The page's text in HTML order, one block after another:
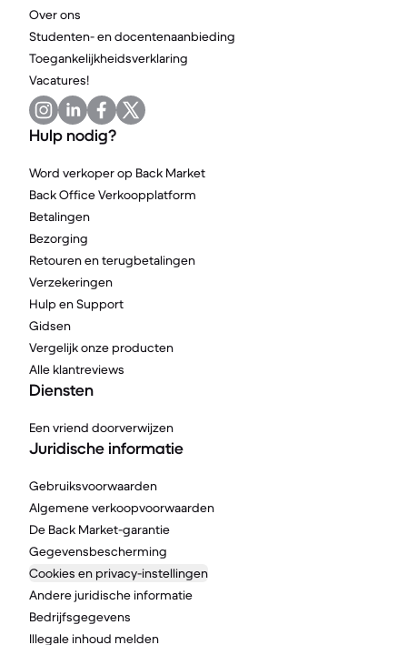
Over ons
Studenten- en docentenaanbieding
Toegankelijkheidsverklaring
Vacatures!
Hulp nodig?
Word verkoper op Back Market
Back Office Verkoopplatform
Betalingen
Bezorging
Retouren en terugbetalingen
Verzekeringen
Hulp en Support
Gidsen
Vergelijk onze producten
Alle klantreviews
Diensten
Een vriend doorverwijzen
Juridische informatie
Gebruiksvoorwaarden
Algemene verkoopvoorwaarden
De Back Market-garantie
Gegevensbescherming
Cookies en privacy-instellingen
Andere juridische informatie
Bedrijfsgegevens
Illegale inhoud melden